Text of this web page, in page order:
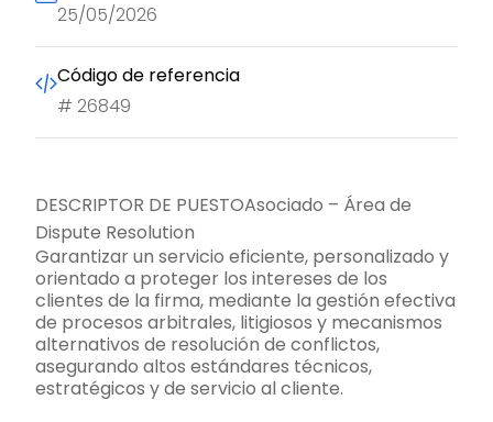
DESCRIPTOR DE PUESTOAsociado – Área de
Dispute Resolution
Garantizar un servicio eficiente, personalizado y
orientado a proteger los intereses de los
clientes de la firma, mediante la gestión efectiva
de procesos arbitrales, litigiosos y mecanismos
alternativos de resolución de conflictos,
asegurando altos estándares técnicos,
estratégicos y de servicio al cliente.
25/05/2026
Código de referencia
# 26849